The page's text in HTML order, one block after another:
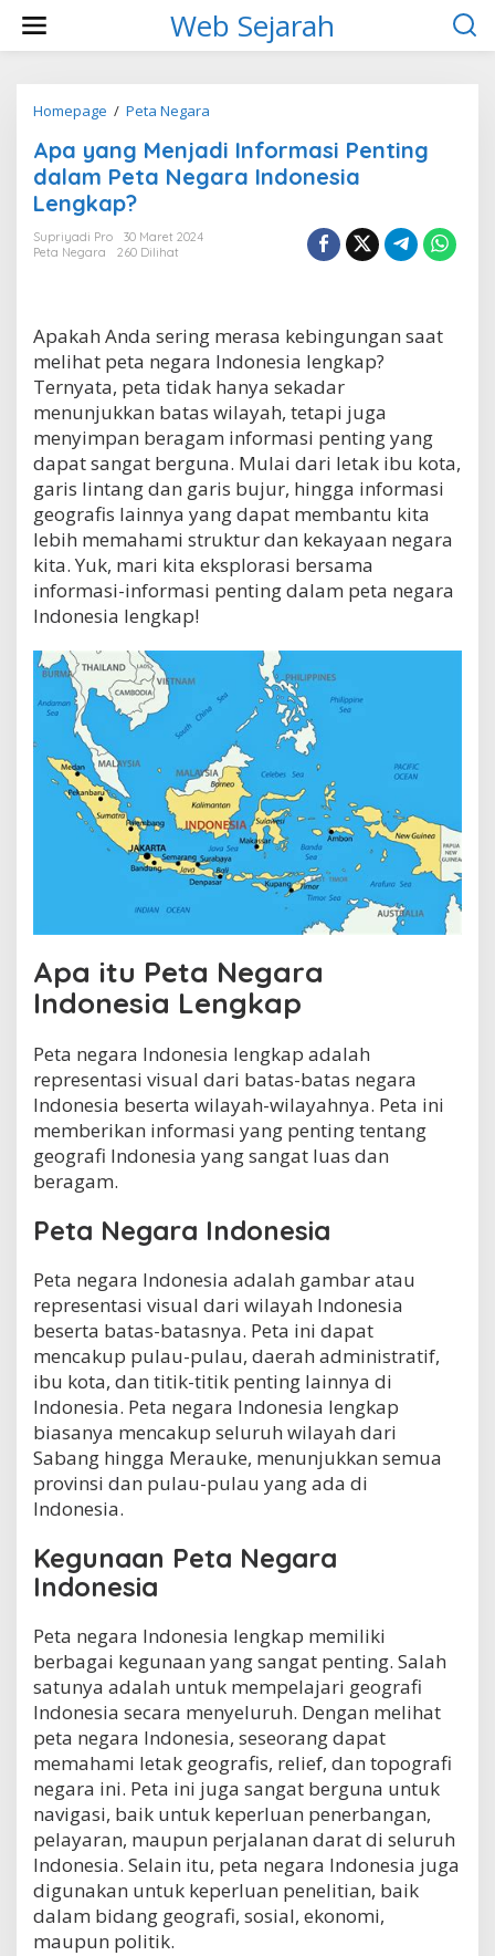
w
Web Sejarah
Homepage / Peta Negara
a
y
a
a
d
I
n
o
r
m
a
i
P
e
n
i
d
a
m
P
e
t
a
N
d
o
n
e
s
a
n
g
a
p
?
Apa yang Menjadi Informasi Penting
dalam Peta Negara Indonesia
Lengkap?
Supriyadi Pro
30 Maret 2024
Peta Negara
260 Dilihat
Apakah Anda sering merasa kebingungan saat
melihat peta negara Indonesia lengkap?
Ternyata, peta tidak hanya sekadar
menunjukkan batas wilayah, tetapi juga
menyimpan beragam informasi penting yang
dapat sangat berguna. Mulai dari letak ibu kota,
garis lintang dan garis bujur, hingga informasi
geografis lainnya yang dapat membantu kita
lebih memahami struktur dan kekayaan negara
kita. Yuk, mari kita eksplorasi bersama
informasi-informasi penting dalam peta negara
Indonesia lengkap!
Apa itu Peta Negara
Indonesia Lengkap
Peta negara Indonesia lengkap adalah
representasi visual dari batas-batas negara
Indonesia beserta wilayah-wilayahnya. Peta ini
memberikan informasi yang penting tentang
geografi Indonesia yang sangat luas dan
beragam.
Peta Negara Indonesia
Peta negara Indonesia adalah gambar atau
representasi visual dari wilayah Indonesia
beserta batas-batasnya. Peta ini dapat
mencakup pulau-pulau, daerah administratif,
ibu kota, dan titik-titik penting lainnya di
Indonesia. Peta negara Indonesia lengkap
biasanya mencakup seluruh wilayah dari
Sabang hingga Merauke, menunjukkan semua
provinsi dan pulau-pulau yang ada di
Indonesia.
Kegunaan Peta Negara
Indonesia
Peta negara Indonesia lengkap memiliki
berbagai kegunaan yang sangat penting. Salah
satunya adalah untuk mempelajari geografi
Indonesia secara menyeluruh. Dengan melihat
peta negara Indonesia, seseorang dapat
memahami letak geografis, relief, dan topografi
negara ini. Peta ini juga sangat berguna untuk
navigasi, baik untuk keperluan penerbangan,
pelayaran, maupun perjalanan darat di seluruh
Indonesia. Selain itu, peta negara Indonesia juga
digunakan untuk keperluan penelitian, baik
dalam bidang geografi, sosial, ekonomi,
maupun politik.